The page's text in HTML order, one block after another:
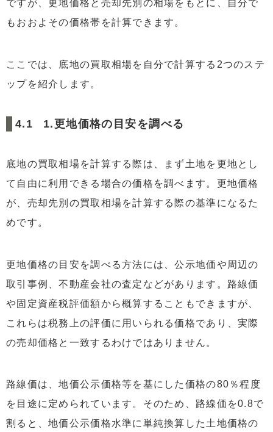
ですが、更地価格と売却先別の相場をもとに、自分で
もおおよその価格帯を計算できます。
ここでは、底地の買取相場を自分で計算する2つのステ
ップを紹介します。
1.更地価格の目安を調べる
底地の買取相場を計算する際は、まず土地を更地とし
て自由に利用できる場合の価格を調べます。更地価格
が、売却先別の買取相場を計算する際の基準になるた
めです。
更地価格の目安を調べる方法には、公示地価や周辺の
取引事例、不動産会社の査定などがあります。路線価
や固定資産税評価額から概算することもできますが、
これらは税務上の評価に用いられる価格であり、実際
の売却価格と一致するわけではありません。
路線価は、地価公示価格等を基にした価格の80％程度
を目途に定められています。そのため、路線価を0.8で
割ると、地価公示価格水準に単純換算した土地価格の